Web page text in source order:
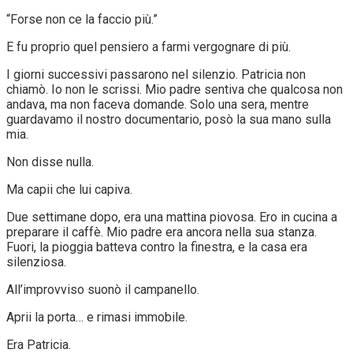
“Forse non ce la faccio più.”
E fu proprio quel pensiero a farmi vergognare di più.
I giorni successivi passarono nel silenzio. Patricia non
chiamò. Io non le scrissi. Mio padre sentiva che qualcosa non
andava, ma non faceva domande. Solo una sera, mentre
guardavamo il nostro documentario, posò la sua mano sulla
mia.
Non disse nulla.
Ma capii che lui capiva.
Due settimane dopo, era una mattina piovosa. Ero in cucina a
preparare il caffè. Mio padre era ancora nella sua stanza.
Fuori, la pioggia batteva contro la finestra, e la casa era
silenziosa.
All’improvviso suonò il campanello.
Aprii la porta… e rimasi immobile.
Era Patricia.